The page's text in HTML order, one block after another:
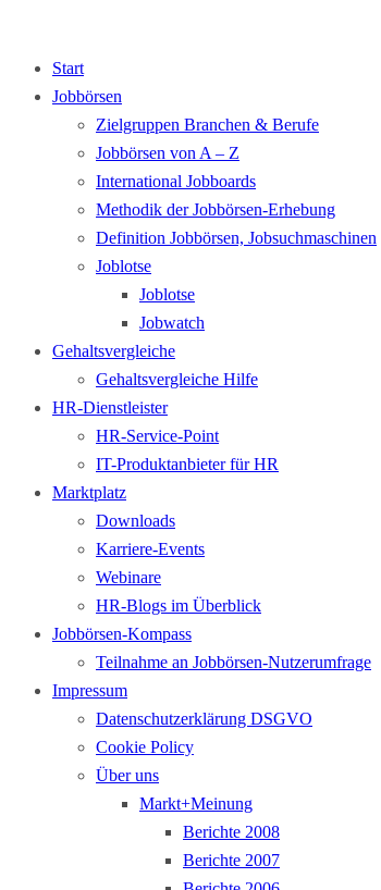
Start
Jobbörsen
Zielgruppen Branchen & Berufe
Jobbörsen von A – Z
International Jobboards
Methodik der Jobbörsen-Erhebung
Definition Jobbörsen, Jobsuchmaschinen
Joblotse
Joblotse
Jobwatch
Gehaltsvergleiche
Gehaltsvergleiche Hilfe
HR-Dienstleister
HR-Service-Point
IT-Produktanbieter für HR
Marktplatz
Downloads
Karriere-Events
Webinare
HR-Blogs im Überblick
Jobbörsen-Kompass
Teilnahme an Jobbörsen-Nutzerumfrage
Impressum
Datenschutzerklärung DSGVO
Cookie Policy
Über uns
Markt+Meinung
Berichte 2008
Berichte 2007